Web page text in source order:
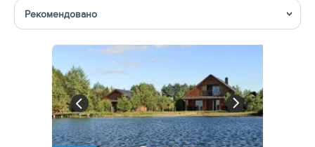
Сортувати